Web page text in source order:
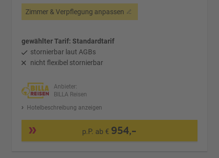
Zimmer & Verpflegung anpassen
gewählter Tarif: Standardtarif
stornierbar laut AGBs
nicht flexibel stornierbar
Anbieter:
BILLA Reisen
Hotelbeschreibung anzeigen
p.P. ab € 954,-